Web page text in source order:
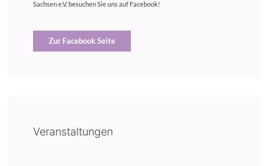
Sachsen e.V. besuchen Sie uns auf Facebook!
Zur Facebook Seite
Veranstaltungen